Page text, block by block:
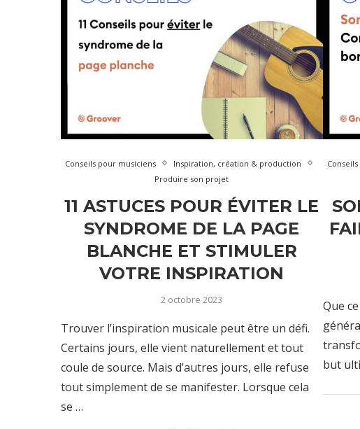
Conseils pour musiciens
Inspiration, création & production
Produire son projet
11 ASTUCES POUR ÉVITER LE
SYNDROME DE LA PAGE
BLANCHE ET STIMULER
VOTRE INSPIRATION
2 octobre 2023
Trouver l’inspiration musicale peut être un défi.
Certains jours, elle vient naturellement et tout
coule de source. Mais d’autres jours, elle refuse
tout simplement de se manifester. Lorsque cela
se …
Que
but